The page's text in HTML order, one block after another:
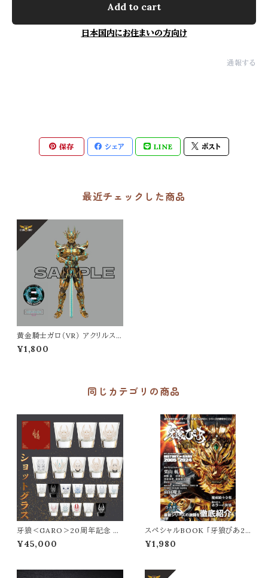
Add to cart
日本国内にお住まいの方向け
通報する
保存 シェア LINE ポスト
最近チェックした商品
黄金騎士ガロ（VR） アクリルスタ
ンド
¥1,800
同じカテゴリの商品
牙狼＜GARO＞20周年記念 シ
ョットグラス
¥45,000
スペシャルBOOK 「牙狼ぴあ20
24 －RYUGA－」
¥1,980